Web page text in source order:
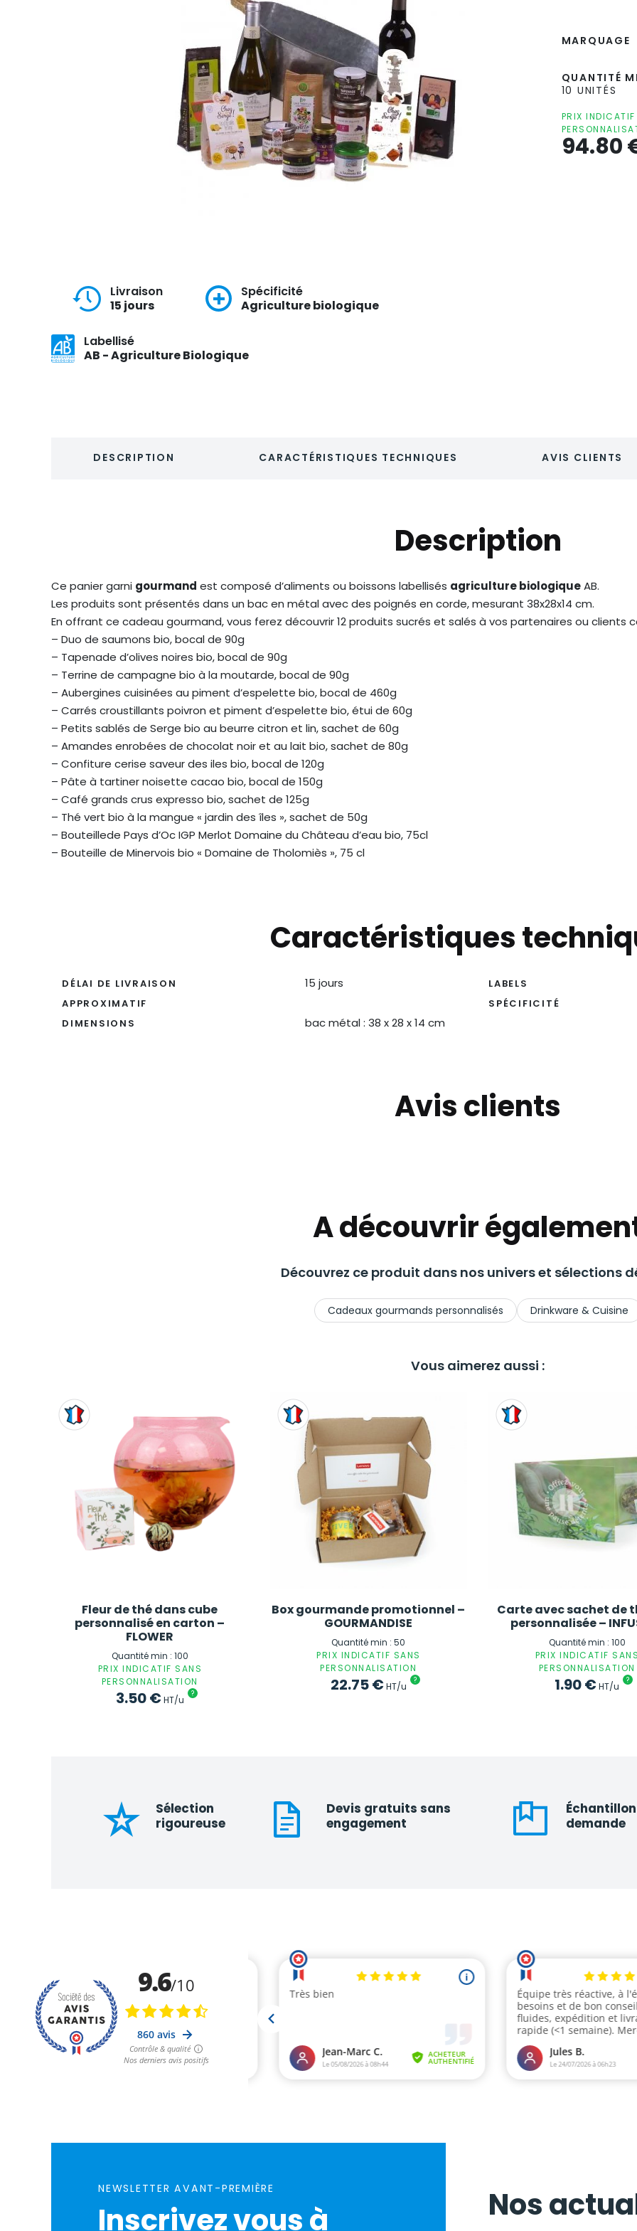
Livraison
15 jours
Spécificité
Agriculture biologique
Labellisé
AB - Agriculture Biologique
MARQUAGE
QUANTITÉ
10 UNITÉS
PRIX
94.80
DESCRIPTION CARACTÉRISTIQUES TECHNIQUES AVIS CLIENTS
Description
Ce panier garni gourmand est composé d’aliments ou boissons labellisés agriculture biologiqueAB.
Les produits sont présentés dans un bac en métal avec des poignés en corde, mesurant 38x28x14 cm.
En offrant ce cadeau gourmand, vous ferez découvrir 12 produits sucrés et salés à vos partenaires ou clients
– Duo de saumons bio, bocal de 90g
– Tapenade d’olives noires bio, bocal de 90g
– Terrine de campagne bio à la moutarde, bocal de 90g
– Aubergines cuisinées au piment d’espelette bio, bocal de 460g
– Carrés croustillants poivron et piment d’espelette bio, étui de 60g
– Petits sablés de Serge bio au beurre citron et lin, sachet de 60g
– Amandes enrobées de chocolat noir et au lait bio, sachet de 80g
– Confiture cerise saveur des iles bio, bocal de 120g
– Pâte à tartiner noisette cacao bio, bocal de 150g
– Café grands crus expresso bio, sachet de 125g
– Thé vert bio à la mangue « jardin des îles », sachet de 50g
– Bouteillede Pays d’Oc IGP Merlot Domaine du Château d’eau bio, 75cl
– Bouteille de Minervois bio « Domaine de Tholomiès », 75 cl
Caractéristiques
DÉLAI DE LIVRAISON
APPROXIMATIF
15 jours
DIMENSIONS bac métal : 38 x 28 x 14 cm
LABELS
SPÉCIFICITÉ
Avis clients
A découvrir
Découvrez ce produit dans nos univers et sélections
Cadeaux gourmands personnalisés Drinkware & Cuisine
Vous aimerez aussi :
Fleur de thé dans cube
personnalisé en carton –
FLOWER
Quantité min : 100
PRIX INDICATIF SANS
PERSONNALISATION
3.50€HT/u
?
Box gourmande promotionnel –
GOURMANDISE
Quantité min : 50
PRIX INDICATIF SANS
PERSONNALISATION
22.75€HT/u
?
Carte avec sachet de
personnalisée –
Quantité min : 100
PRIX INDICATIF
PERSONNALISATION
1.90€HT/u
?
Sélection
rigoureuse
Devis gratuits sans
engagement
demande
NEWSLETTER AVANT-PREMIÈRE
Inscrivez vous à Nos